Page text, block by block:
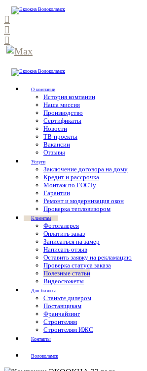
О компании
История компании
Наша миссия
Производство
Сертификаты
Новости
ТВ-проекты
Вакансии
Отзывы
Услуги
Заключение договора на дому
Кредит и рассрочка
Монтаж по ГОСТу
Гарантии
Ремонт и модернизация окон
Проверка тепловизором
Клиентам
Фотогалерея
Оплатить заказ
Записаться на замер
Написать отзыв
Оставить заявку на рекламацию
Проверка статуса заказа
Полезные статьи
Видеосюжеты
Для бизнеса
Станьте дилером
Поставщикам
Франчайзинг
Строителям
Строителям ИЖС
Контакты
Волоколамск